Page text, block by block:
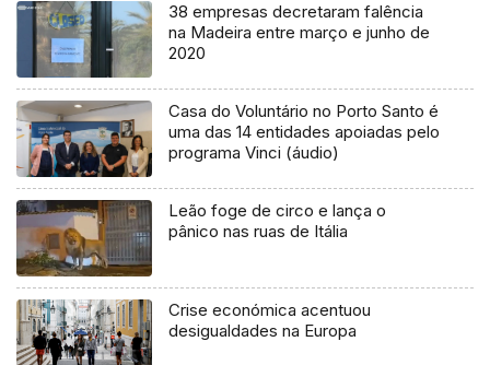
38 empresas decretaram falência
na Madeira entre março e junho de
2020
Casa do Voluntário no Porto Santo é
uma das 14 entidades apoiadas pelo
programa Vinci (áudio)
Leão foge de circo e lança o
pânico nas ruas de Itália
Crise económica acentuou
desigualdades na Europa